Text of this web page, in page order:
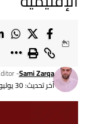
آخر تحديث: 30 يوليو، 2025 7:49 م
Sami Zarqa
- News Editor